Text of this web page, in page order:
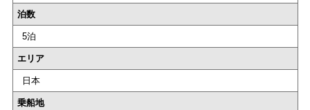
泊数
5泊
エリア
日本
乗船地